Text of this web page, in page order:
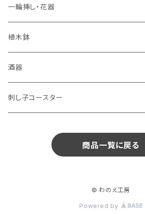
一輪挿し・花器
植木鉢
酒器
刺し子コースター
商品一覧に戻る
© わのえ工房
Powered by